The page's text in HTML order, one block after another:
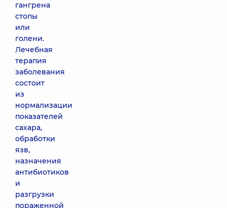
гангрена
стопы
или
голени.
Лечебная
терапия
заболевания
состоит
из
нормализации
показателей
сахара,
обработки
язв,
назначения
антибиотиков
и
разгрузки
пораженной